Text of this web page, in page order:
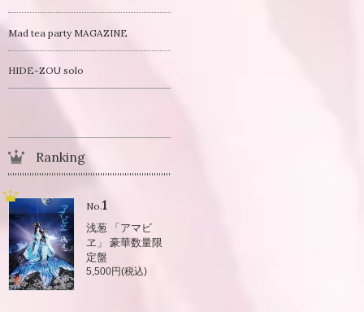
Mad tea party MAGAZINE
HIDE-ZOU solo
Ranking
No.1
浅葱 「アマビ
ヱ」 豪華数量限
定盤
5,500円(税込)